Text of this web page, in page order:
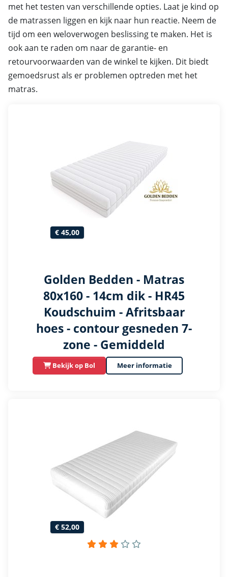
met het testen van verschillende opties. Laat je kind op
de matrassen liggen en kijk naar hun reactie. Neem de
tijd om een weloverwogen beslissing te maken. Het is
ook aan te raden om naar de garantie- en
retourvoorwaarden van de winkel te kijken. Dit biedt
gemoedsrust als er problemen optreden met het
matras.
€ 45,00
Golden Bedden - Matras
80x160 - 14cm dik - HR45
Koudschuim - Afritsbaar
hoes - contour gesneden 7-
zone - Gemiddeld
Bekijk op Bol Meer informatie
€ 52,00